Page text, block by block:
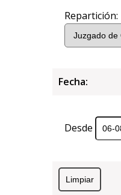
Repartición:
Fecha:
Desde